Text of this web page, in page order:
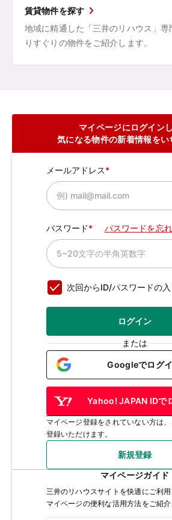
賃貸物件を探す
地域に精通した「三井のリハウス」専
りすぐりの物件をご紹介します。
マイページにログインし
気になる物件の新着情報をい
メールアドレス
パスワード パスワードを忘
次回からID/パスワードの
ログイン
または
Googleでログ
Yahoo! JAPAN IDで
マイページ登録をされていない方は
登録いただけます。
新規登録
マイページガイド
三井のリハウスサイトを快適にご利
マイページの便利な活用方法をご紹介